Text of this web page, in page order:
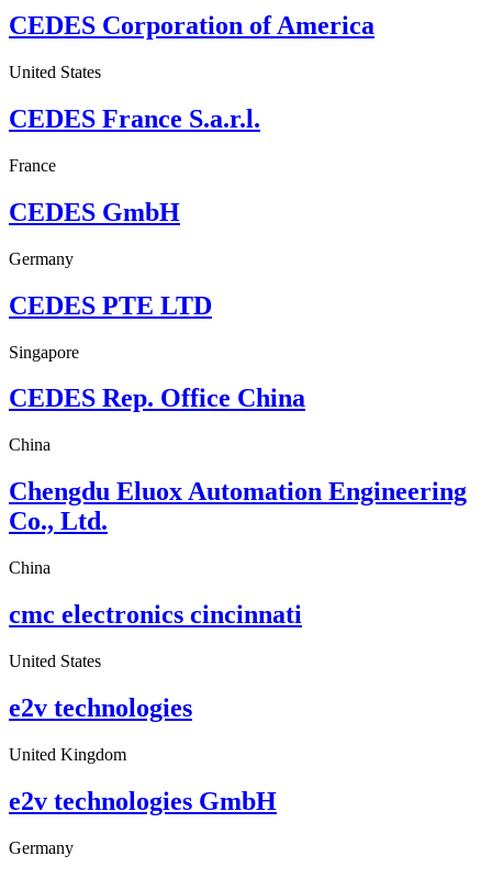
CEDES Corporation of America
United States
CEDES France S.a.r.l.
France
CEDES GmbH
Germany
CEDES PTE LTD
Singapore
CEDES Rep. Office China
China
Chengdu Eluox Automation Engineering
Co., Ltd.
China
cmc electronics cincinnati
United States
e2v technologies
United Kingdom
e2v technologies GmbH
Germany